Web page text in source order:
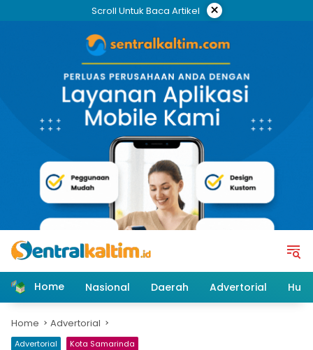
Scroll Untuk Baca Artikel ×
Home Nasional Daerah Advertorial
Home Advertorial
Advertorial Kota Samarinda